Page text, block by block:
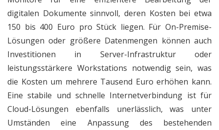
digitalen Dokumente sinnvoll, deren Kosten bei etwa
150 bis 400 Euro pro Stück liegen. Für On-Premise-
Lösungen oder größere Datenmengen können auch
Investitionen in Server-Infrastruktur oder
leistungsstärkere Workstations notwendig sein, was
die Kosten um mehrere Tausend Euro erhöhen kann.
Eine stabile und schnelle Internetverbindung ist für
Cloud-Lösungen ebenfalls unerlässlich, was unter
Umständen eine Anpassung des bestehenden